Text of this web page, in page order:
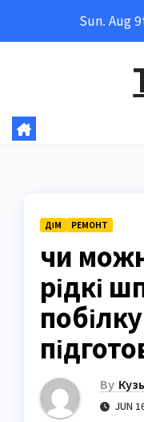
Sun. Aug
ДІМ РЕМОНТ
чи
рідкі
By
JUN